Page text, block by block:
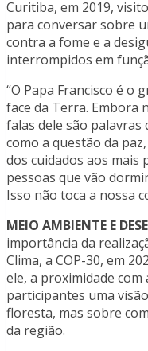
Curitiba, em 2019,
para conversar sobre
contra a fome e a
interrompidos em
“O Papa Francisco é o
face da Terra. Embora
falas dele são
como a questão da
dos cuidados aos mais
pessoas que vão
Isso não toca a nossa
MEIO AMBIENTE E
importância da
Clima, a COP-30, em
ele, a proximidade com
participantes uma
floresta, mas sobre
da região.